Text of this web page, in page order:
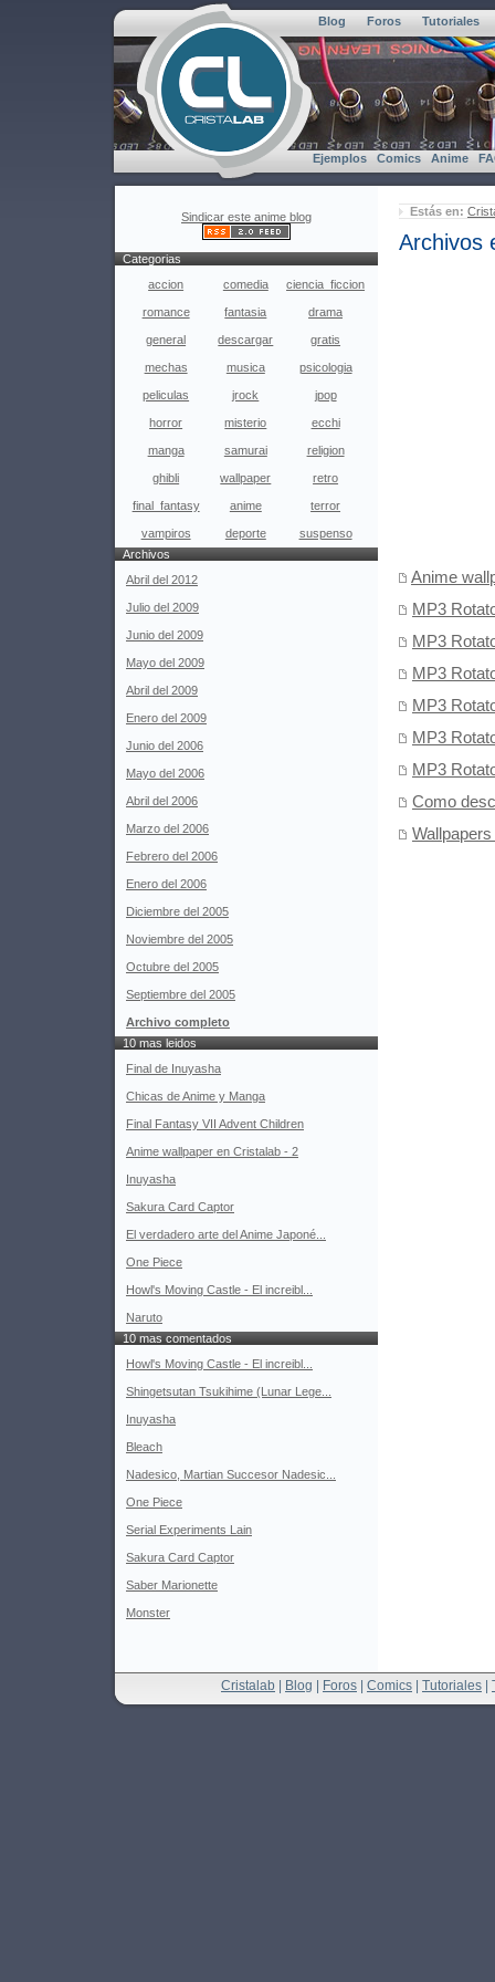
Blog Foros Tutoriales
Ejemplos Comics Anime
Sindicar este anime blog
Categorias
accion
comedia ciencia_ficcion
romance fantasia drama
general descargar gratis
mechas musica psicologia
peliculas jrock jpop
horror misterio ecchi
manga samurai religion
ghibli wallpaper retro
final_fantasy anime terror
vampiros deporte
suspenso
Archivos
Abril del 2012
Julio del 2009
Junio del 2009
Mayo del 2009
Abril del 2009
Enero del 2009
Junio del 2006
Mayo del 2006
Abril del 2006
Marzo del 2006
Febrero del 2006
Enero del 2006
Diciembre del 2005
Noviembre del 2005
Octubre del 2005
Septiembre del 2005
Archivo completo
10 mas leidos
Final de Inuyasha
Chicas de Anime y Manga
Final Fantasy VII Advent Children
Anime wallpaper en Cristalab - 2
Inuyasha
Sakura Card Captor
El verdadero arte del Anime Japoné...
One Piece
Howl's Moving Castle - El increibl...
Naruto
10 mas comentados
Howl's Moving Castle - El increibl...
Shingetsutan Tsukihime (Lunar Lege...
Inuyasha
Bleach
Nadesico, Martian Succesor Nadesic...
One Piece
Serial Experiments Lain
Sakura Card Captor
Saber Marionette
Monster
Estás en:
Archivos
Anime
MP3
MP3
MP3
MP3
MP3
MP3
Como
Cristalab Blog Foros Comics Tutoriales